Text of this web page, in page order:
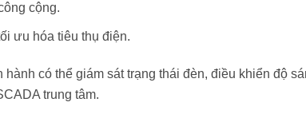
cộng.
ưu hóa tiêu thụ điện.
có thể giám sát trạng thái đèn, điều khiển độ
trung tâm.